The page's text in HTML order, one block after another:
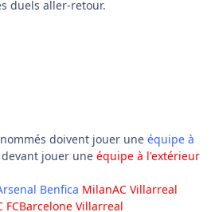
duels aller-retour.
doivent jouer une équipe à
jouer une équipe à l'extérieur
Benfica MilanAC Villarreal
FCBarcelone Villarreal